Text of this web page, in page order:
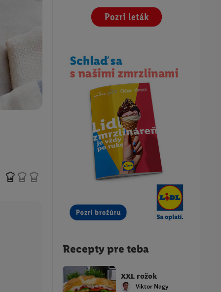
Recepty pre teba
XXL rožok
Viktor Nagy